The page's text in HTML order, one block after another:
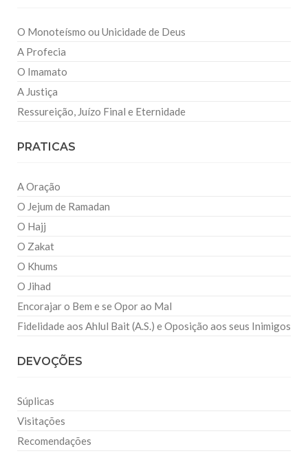
O Monoteísmo ou Unicidade de Deus
A Profecia
O Imamato
A Justiça
Ressureição, Juízo Final e Eternidade
PRATICAS
A Oração
O Jejum de Ramadan
O Hajj
O Zakat
O Khums
O Jihad
Encorajar o Bem e se Opor ao Mal
Fidelidade aos Ahlul Bait (A.S.) e Oposição aos seus Inimigos
DEVOÇÕES
Súplicas
Visitações
Recomendações